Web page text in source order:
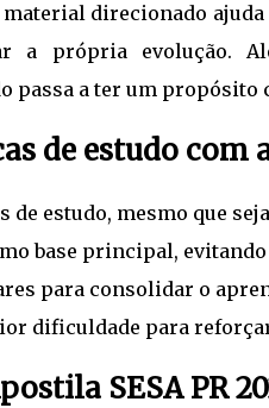
direcionado
a própria evolução.
passa a ter um
de estudo com
estudo, mesmo que
base principal,
para consolidar o
dificuldade para
SESA PR